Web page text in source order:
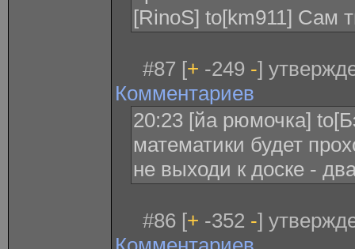
[RinoS] to[km911] Сам
#87 [+ -249 -]
Комментариев
20:23 [йа рюмочка]
математики будет
не выходи к доске -
#86 [+ -352 -]